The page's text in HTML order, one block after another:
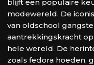
blijft een populaire
modewereld. De
van oldschool
aantrekkingskracht
hele wereld. De
zoals fedora hoeden,